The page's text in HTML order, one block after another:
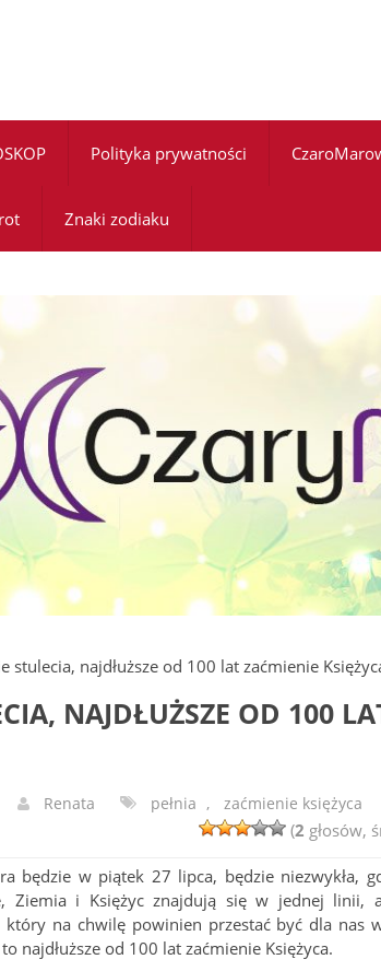
Polityka prywatności
Znaki zodiaku
stulecia, najdłuższe od 100 lat zaćmienie
NAJDŁUŻSZE OD 100
Renata pełnia , zaćmienie księżyca
(2 głosów,
będzie w piątek 27 lipca, będzie niezwykła,
Ziemia i Księżyc znajdują się w jednej linii,
który na chwilę powinien przestać być dla nas
najdłuższe od 100 lat zaćmienie Księżyca.